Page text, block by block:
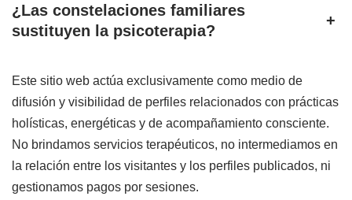
¿Las constelaciones familiares
sustituyen la psicoterapia?
+
Este sitio web actúa exclusivamente como medio de
difusión y visibilidad de perfiles relacionados con prácticas
holísticas, energéticas y de acompañamiento consciente.
No brindamos servicios terapéuticos, no intermediamos en
la relación entre los visitantes y los perfiles publicados, ni
gestionamos pagos por sesiones.